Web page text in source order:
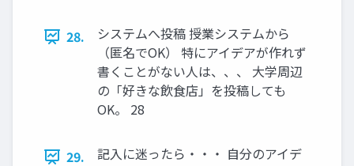
28.
システムへ投稿 授業システムから
（匿名でOK） 特にアイデアが作れず
書くことがない人は、、、 大学周辺
の「好きな飲食店」を投稿しても
OK。 28
29.
記入に迷ったら・・・ 自分のアイデ